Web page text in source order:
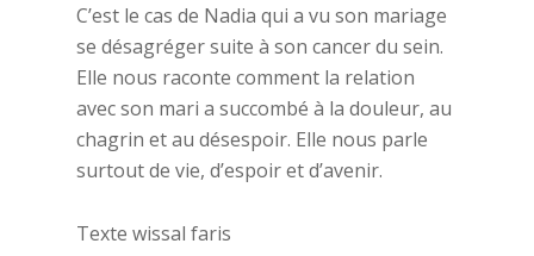
C’est le cas de Nadia qui a vu son mariage
se désagréger suite à son cancer du sein.
Elle nous raconte comment la relation
avec son mari a succombé à la douleur, au
chagrin et au désespoir. Elle nous parle
surtout de vie, d’espoir et d’avenir.
Texte wissal faris